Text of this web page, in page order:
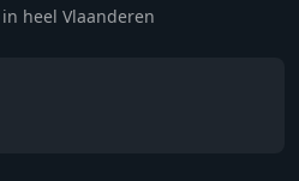
heel Vlaanderen